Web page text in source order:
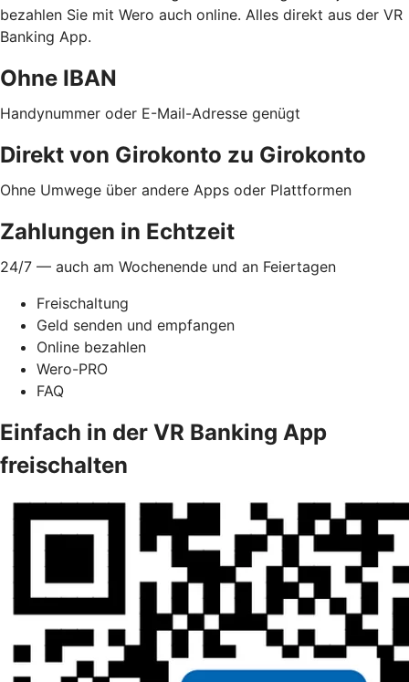
bezahlen Sie mit Wero auch online. Alles direkt aus der VR
Banking App.
Ohne IBAN
Handynummer oder E-Mail-Adresse genügt
Direkt von Girokonto zu Girokonto
Ohne Umwege über andere Apps oder Plattformen
Zahlungen in Echtzeit
24/7 — auch am Wochenende und an Feiertagen
Freischaltung
Geld senden und empfangen
Online bezahlen
Wero-PRO
FAQ
Einfach in der VR Banking App
freischalten